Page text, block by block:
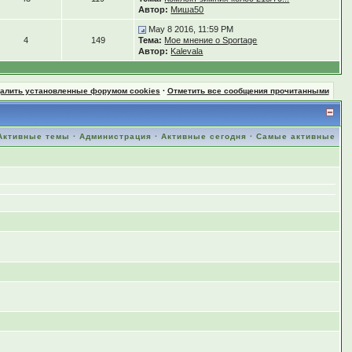
Автор: Миша50
4 149
May 8 2016, 11:59 PM
Тема: Мое мнение о Sportage
Автор: Kalevala
установленные форумом cookies · Отметить все сообщения прочитанными
темы ·Администрация ·Активные сегодня ·Самые активные